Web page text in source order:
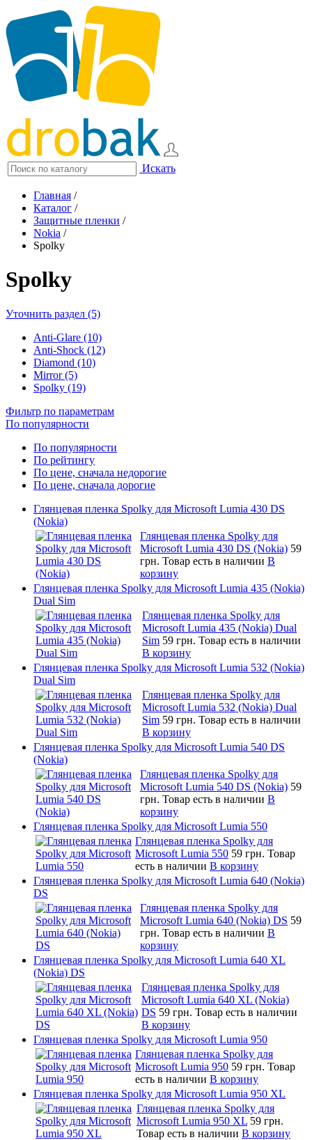
Искать
Главная /
Каталог /
Защитные пленки /
Nokia /
Spolky
Spolky
Уточнить раздел (5)
Anti-Glare (10)
Anti-Shock (12)
Diamond (10)
Mirror (5)
Spolky (19)
Фильтр по параметрам
По популярности
По популярности
По рейтингу
По цене, сначала недорогие
По цене, сначала дорогие
Глянцевая пленка Spolky для Microsoft Lumia 430 DS
(Nokia)
Глянцевая пленка Spolky для
Microsoft Lumia 430 DS (Nokia) 59
грн. Товар есть в наличии В
корзину
Глянцевая пленка Spolky для Microsoft Lumia 435 (Nokia)
Dual Sim
Глянцевая пленка Spolky для
Microsoft Lumia 435 (Nokia) Dual
Sim 59 грн. Товар есть в наличии
В корзину
Глянцевая пленка Spolky для Microsoft Lumia 532 (Nokia)
Dual Sim
Глянцевая пленка Spolky для
Microsoft Lumia 532 (Nokia) Dual
Sim 59 грн. Товар есть в наличии
В корзину
Глянцевая пленка Spolky для Microsoft Lumia 540 DS
(Nokia)
Глянцевая пленка Spolky для
Microsoft Lumia 540 DS (Nokia) 59
грн. Товар есть в наличии В
корзину
Глянцевая пленка Spolky для Microsoft Lumia 550
Глянцевая пленка Spolky для
Microsoft Lumia 550 59 грн. Товар
есть в наличии В корзину
Глянцевая пленка Spolky для Microsoft Lumia 640 (Nokia)
DS
Глянцевая пленка Spolky для
Microsoft Lumia 640 (Nokia) DS 59
грн. Товар есть в наличии В
корзину
Глянцевая пленка Spolky для Microsoft Lumia 640 XL
(Nokia) DS
Глянцевая пленка Spolky для
Microsoft Lumia 640 XL (Nokia)
DS 59 грн. Товар есть в наличии
В корзину
Глянцевая пленка Spolky для Microsoft Lumia 950
Глянцевая пленка Spolky для
Microsoft Lumia 950 59 грн. Товар
есть в наличии В корзину
Глянцевая пленка Spolky для Microsoft Lumia 950 XL
Глянцевая пленка Spolky для
Microsoft Lumia 950 XL 59 грн.
Товар есть в наличии В корзину